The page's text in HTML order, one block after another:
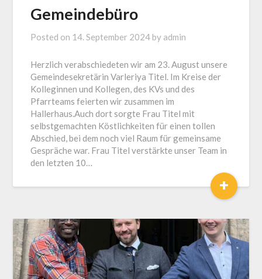
Gemeindebüro
Posted on 14. September 2024 by admin
Herzlich verabschiedeten wir am 23. August unsere
Gemeindesekretärin Varleriya Titel. Im Kreise der
Kolleginnen und Kollegen, des KVs und des
Pfarrteams feierten wir zusammen im
Hallerhaus.Auch dort sorgte Frau Titel mit
selbstgemachten Köstlichkeiten für einen tollen
Abschied, bei dem noch viel Raum für gemeinsame
Gespräche war. Frau Titel verstärkte unser Team in
den letzten 10…
+